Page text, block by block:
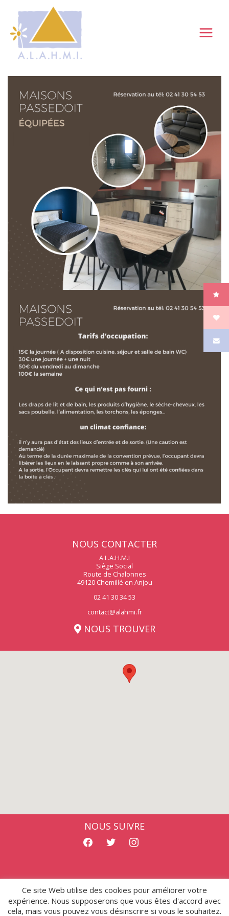
contenu
NOUS CONTACTER
A.L.A.H.M.I
Siège Social
Route de Chalonnes
49120 Chemillé en Anjou
02 41 30 34 53
contact@alahmi.fr
NOUS TROUVER
NOUS SUIVRE
facebooktwitter instagram
Mentions légales- Copyright © 2026 ALAHMI
Ce site Web utilise des cookies pour améliorer votre
expérience. Nous supposerons que vous êtes d'accord avec
cela, mais vous pouvez vous désinscrire si vous le souhaitez.